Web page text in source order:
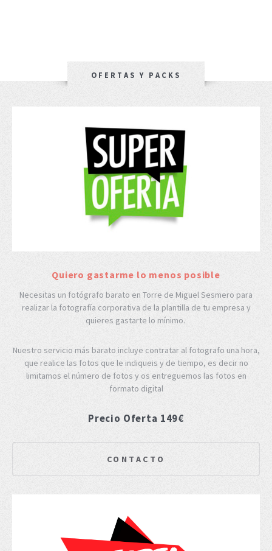
OFERTAS Y PACKS
Quiero gastarme lo menos posible
Necesitas un fotógrafo barato en Torre de Miguel Sesmero para
realizar la fotografía corporativa de la plantilla de tu empresa y
quieres gastarte lo mínimo.
Nuestro servicio más barato incluye contratar al fotografo una hora,
que realice las fotos que le indiqueis y de tiempo, es decir no
limitamos el número de fotos y os entreguemos las fotos en
formato digital
Precio Oferta 149€
CONTACTO